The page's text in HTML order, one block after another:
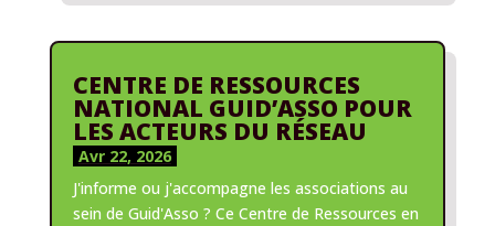
CENTRE DE RESSOURCES
NATIONAL GUID’ASSO POUR
LES ACTEURS DU RÉSEAU
Avr 22, 2026
J'informe ou j'accompagne les associations au
sein de Guid'Asso ? Ce Centre de Ressources en